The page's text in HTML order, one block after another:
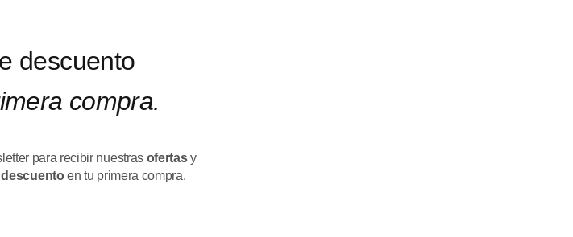
descuento
compra.
para recibir nuestras ofertasy
descuentoen tu primera compra.